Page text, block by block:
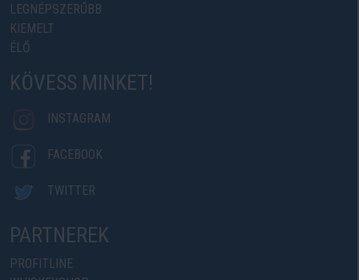
LEGNÉPSZERŰBB
KIEMELT
ÉLŐ
KÖVESS MINKET!
INSTAGRAM
FACEBOOK
TWITTER
PARTNEREK
PROFITLINE